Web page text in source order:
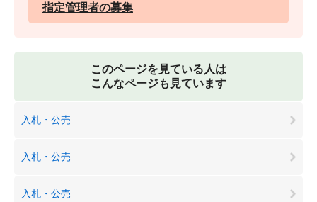
指定管理者の募集
このページを見ている人は
こんなページも見ています
入札・公売
入札・公売
入札・公売